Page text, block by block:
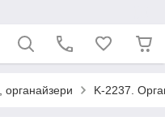
органайзери K-2237.